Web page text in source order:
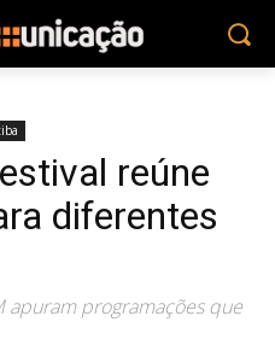
reúne
diferentes
apuram programações que